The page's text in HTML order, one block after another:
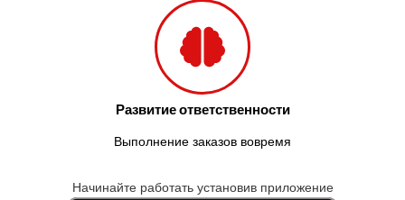
Развитие ответственности
Выполнение заказов вовремя
Начинайте работать установив приложение